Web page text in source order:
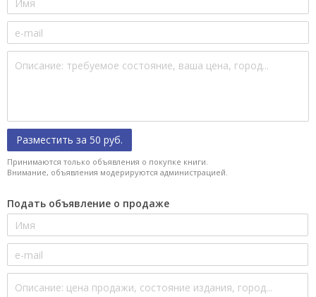
Разместить за 50 руб.
Принимаются только объявления о покупке книги.
Внимание, объявления модерируются администрацией.
Подать объявление о продаже